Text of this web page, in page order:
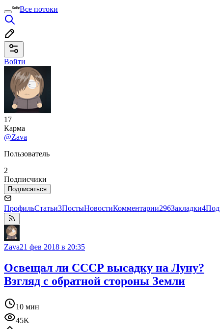
Все потоки
Войти
17
Карма
@Zava
Пользователь
2
Подписчики
Подписаться
ПрофильСтатьи3ПостыНовостиКомментарии296Закладки4
Zava21 фев 2018 в 20:35
Освещал ли СССР высадку на Луну?
Взгляд с обратной стороны Земли
10 мин
45K